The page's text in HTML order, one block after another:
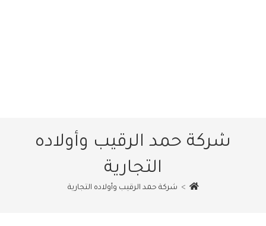
شركة حمد الرقيب وأولاده
التجارية
> شركة حمد الرقيب وأولاده التجارية